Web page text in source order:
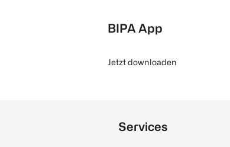
BIPA App
Jetzt downloaden
Services